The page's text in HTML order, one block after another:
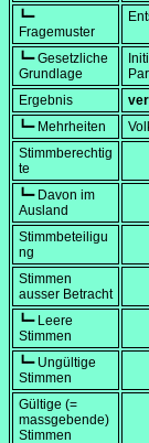
┗━
Fragemuster
┗━ Gesetzliche
Grundlage
Ergebnis
┗━ Mehrheiten
Stimmberechtig
te
┗━ Davon im
Ausland
Stimmbeteiligu
ng
Stimmen
ausser Betracht
┗━ Leere
Stimmen
┗━ Ungültige
Stimmen
Gültige (=
massgebende)
Stimmen